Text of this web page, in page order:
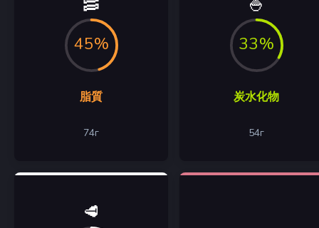
45%
脂質
74г
33%
炭水化物
54г
🥩